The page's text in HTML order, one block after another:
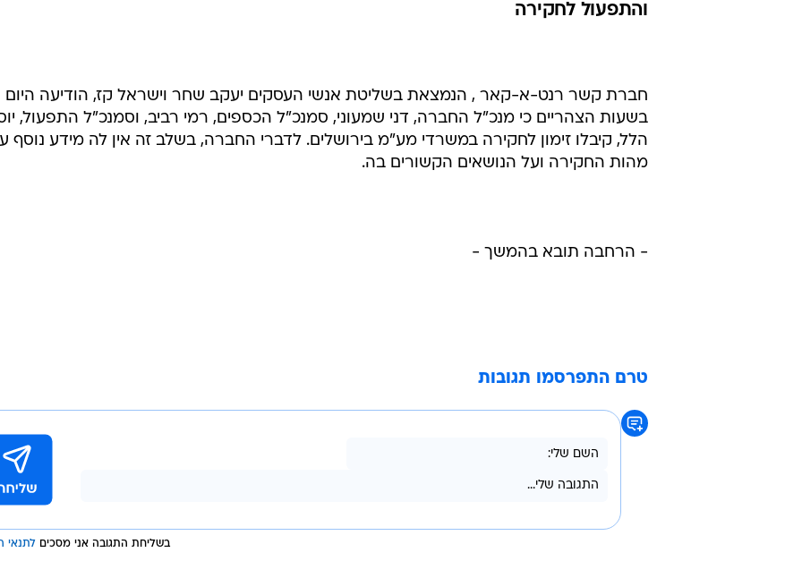
והתפעול לחקירה
חברת קשר רנט-א-קאר , הנמצאת בשליטת אנשי העסקים יעקב שחר וישראל קז, הודיעה היום
בשעות הצהריים כי מנכ"ל החברה, דני שמעוני, סמנכ"ל הכספים, רמי רביב, וסמנכ"ל התפעול,
הלל, קיבלו זימון לחקירה במשרדי מע"מ בירושלים. לדברי החברה, בשלב זה אין לה מידע נוסף
מהות החקירה ועל הנושאים הקשורים בה.
- הרחבה תובא בהמשך -
טרם התפרסמו תגובות
בשליחת התגובה אני מסכים לתנאי